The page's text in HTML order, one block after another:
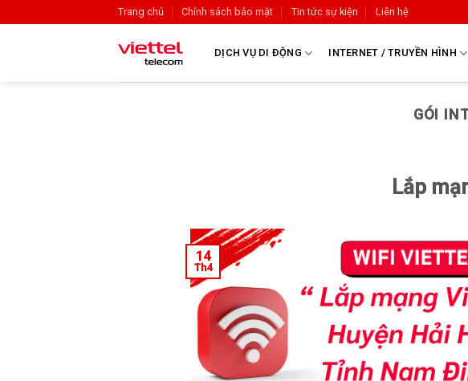
Trang chủ Chính sách bảo mật Tin tức sự kiện Liên hệ
DỊCH VỤ DI ĐỘNG INTERNET / TRUYỀN HÌNH
GÓI
Lắp
14
Th4